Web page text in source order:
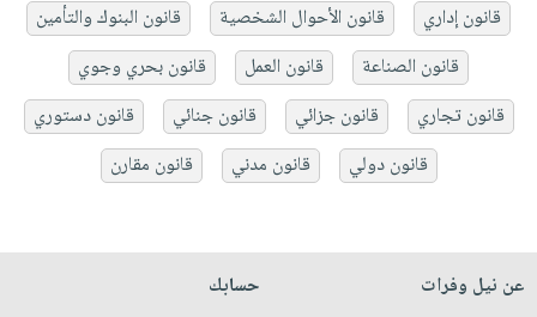
قانون إداري
قانون الأحوال الشخصية
قانون البنوك والتأمين
قانون الصناعة
قانون العمل
قانون بحري وجوي
قانون تجاري
قانون جزائي قانون جنائي
قانون دستوري
قانون دولي
قانون مدني قانون مقارن
عن نيل وفرات
حسابك